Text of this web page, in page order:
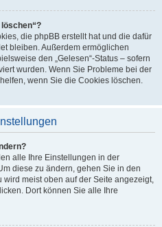
die phpBB erstellt hat und die dafür
bleiben. Außerdem ermöglichen
den „Gelesen“-Status – sofern
wurden. Wenn Sie Probleme bei der
wenn Sie die Cookies löschen.
alle Ihre Einstellungen in der
diese zu ändern, gehen Sie in den
wird meist oben auf der Seite angezeigt,
Dort können Sie alle Ihre